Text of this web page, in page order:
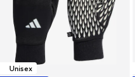
Unisex